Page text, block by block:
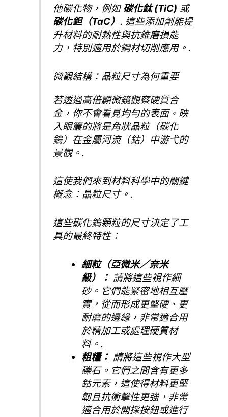
他碳化物，例如 碳化鈦 (TiC) 或
碳化鉭（TaC） . 這些添加劑能提
升材料的耐熱性與抗錐磨損能
力，特別適用於鋼材切削應用。.
微觀結構：晶粒尺寸為何重要
若透過高倍顯微鏡觀察硬質合
金，你不會看見均勻的表面。映
入眼簾的將是角狀晶粒（碳化
鎢）在金屬河流（鈷）中游弋的
景觀。.
這使我們來到材料科學中的關鍵
概念：晶粒尺寸。.
這些碳化鎢顆粒的尺寸決定了工
具的最終特性：
細粒（亞微米／奈米
級）： 請將這些視作細
砂。它們能緊密地相互壓
實，從而形成更堅硬、更
耐磨的邊緣，非常適合用
於精加工或處理硬質材
料。.
粗糧： 請將這些視作大型
礫石。它們之間含有更多
鈷元素，這使得材料更堅
韌且抗衝擊性更強，非常
適合用於開採按鈕或進行